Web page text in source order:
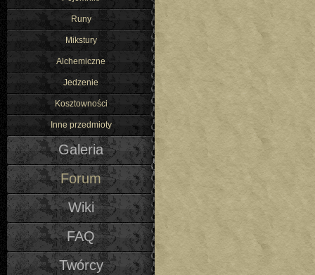
Runy
Mikstury
Alchemiczne
Jedzenie
Kosztowności
Inne przedmioty
Galeria
Forum
Wiki
FAQ
Twórcy